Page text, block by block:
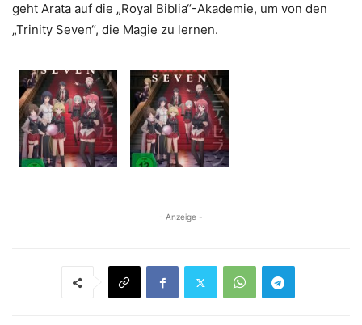
geht Arata auf die „Royal Biblia“-Akademie, um von den
„Trinity Seven“, die Magie zu lernen.
- Anzeige -